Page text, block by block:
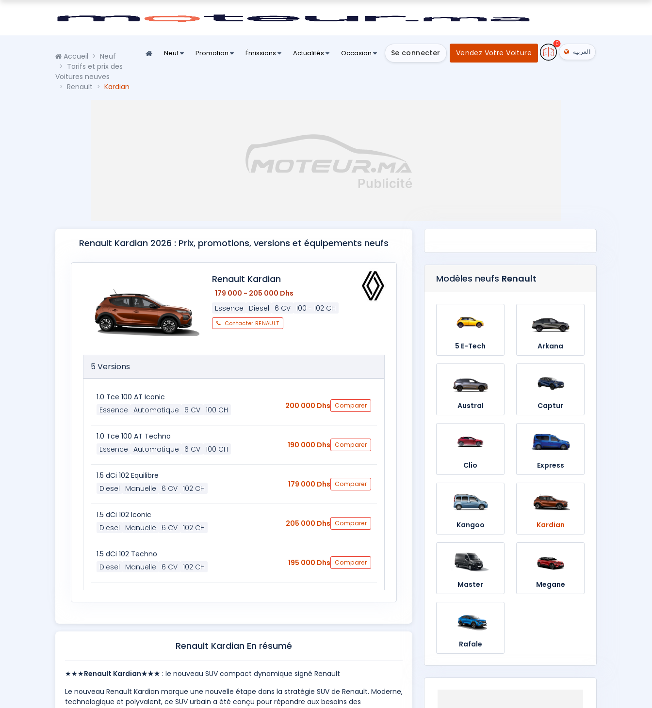
Neuf Promotion Émissions Actualités Occasion Se connecter Vendez Votre Voiture
0
العربية Accueil
Neuf
Tarifs et prix des
Voitures neuves
Renault
Kardian
Renault Kardian 2026 : Prix, promotions, versions et équipements neufs
Renault Kardian
179 000 - 205 000 Dhs
Essence
Diesel 6 CV 100 - 102 CH
Contacter RENAULT
5 Versions
1.0 Tce 100 AT Iconic
Essence Automatique 6 CV 100 CH 200 000 Dhs Comparer
1.0 Tce 100 AT Techno
Essence Automatique 6 CV 100 CH 190 000 Dhs Comparer
1.5 dCi 102 Equilibre
Diesel
Manuelle 6 CV 102 CH 179 000 Dhs Comparer
1.5 dCi 102 Iconic
Diesel
Manuelle 6 CV 102 CH 205 000 Dhs Comparer
1.5 dCi 102 Techno
Diesel
Manuelle 6 CV 102 CH 195 000 Dhs Comparer
Renault Kardian En résumé
★★★Renault Kardian★★★ : le nouveau SUV compact dynamique signé Renault
Le nouveau Renault Kardian marque une nouvelle étape dans la stratégie SUV de Renault. Moderne,
technologique et polyvalent, ce SUV urbain a été conçu pour répondre aux besoins des
Modèles neufs Renault
5 E-Tech Arkana
Austral Captur
Clio Express
Kangoo Kardian
Master Megane
Rafale